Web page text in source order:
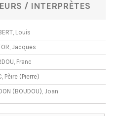
/ INTERPRÈTES
Louis
Jacques
Franc
Pèire (Pierre)
(BOUDOU), Joan